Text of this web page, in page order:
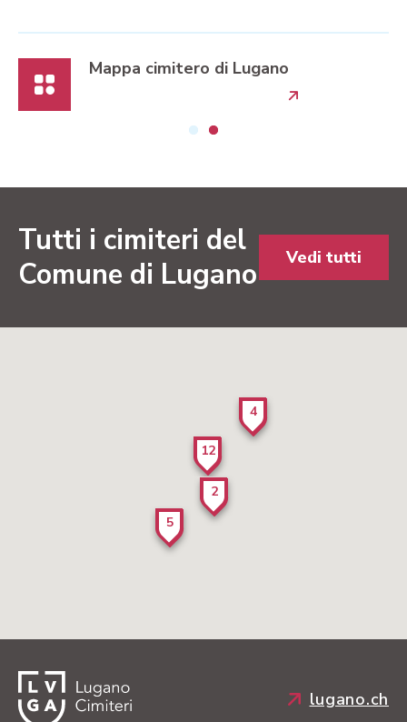
Mappa cimitero di Lugano
Tutti i cimiteri del
Comune di Lugano
Vedi tutti
12
4
5
2
lugano.ch